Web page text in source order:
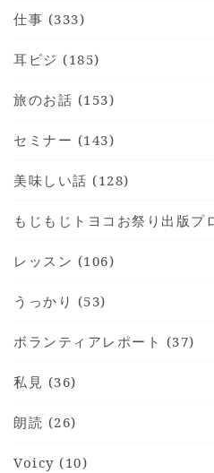
INFORMATION
VOICE GALLERY
LESSON
CONTACT
仕事 (333)
耳ビジ (185)
旅のお話 (153)
セミナー (143)
美味しい話 (128)
もじもじトヨコお祭り出版プ
レッスン (106)
うっかり (53)
ボランティアレポート (37)
私見 (36)
朗読 (26)
Voicy (10)